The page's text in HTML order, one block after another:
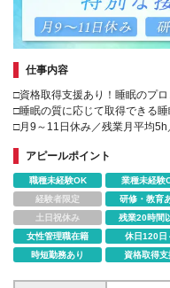
仕事内容
□資格取得支援あり！睡眠のプ
□睡眠の質に応じて取得できる睡
□月9～11日休み／残業月平均
アピールポイント
職種未経験OK 業種未経験
経験者限定
研修・教育
土日祝休み
残業20時間
女性管理職在籍
休日120日
時短勤務あり
資格取得支